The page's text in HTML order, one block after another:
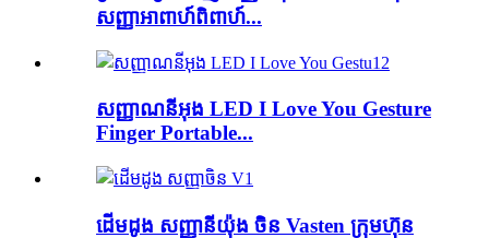
សញ្ញា​អាពាហ៍ពិពាហ៍...
សញ្ញាណនីអុង LED I Love You Gesture
Finger Portable...
ដើមដូង សញ្ញានីយ៉ុង ចិន Vasten ក្រុមហ៊ុន